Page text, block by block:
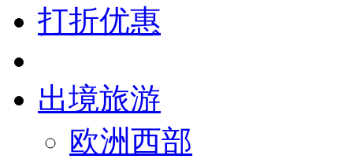
打折优惠
出境旅游
欧洲西部